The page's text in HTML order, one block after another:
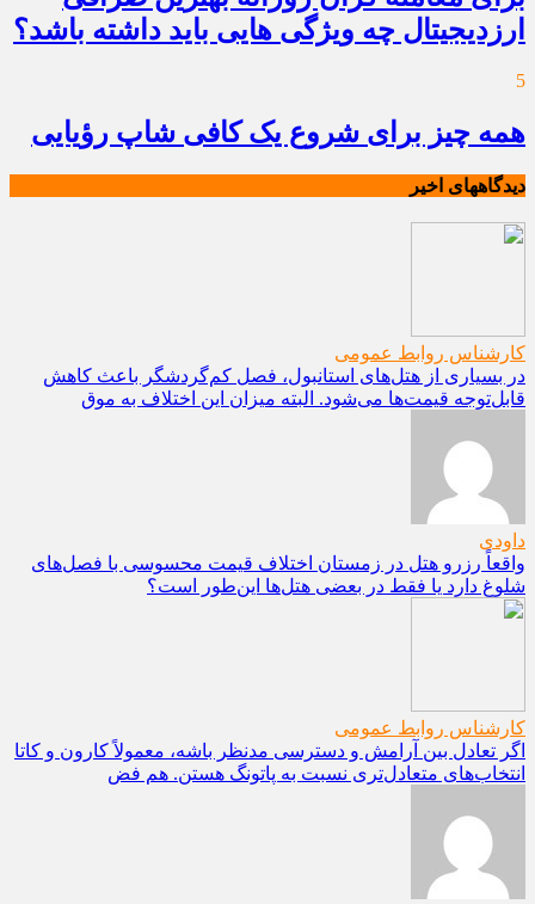
ارزدیجیتال چه ویژگی هایی باید داشته باشد؟
5
همه چیز برای شروع یک کافی شاپ رؤیایی
دیدگاههای اخیر
کارشناس روابط عمومی
در بسیاری از هتل‌های استانبول، فصل کم‌گردشگر باعث کاهش
قابل‌توجه قیمت‌ها می‌شود. البته میزان این اختلاف به موق
داودی
واقعاً رزرو هتل در زمستان اختلاف قیمت محسوسی با فصل‌های
شلوغ دارد یا فقط در بعضی هتل‌ها این‌طور است؟
کارشناس روابط عمومی
اگر تعادل بین آرامش و دسترسی مدنظر باشه، معمولاً کارون و کاتا
انتخاب‌های متعادل‌تری نسبت به پاتونگ هستن. هم فض